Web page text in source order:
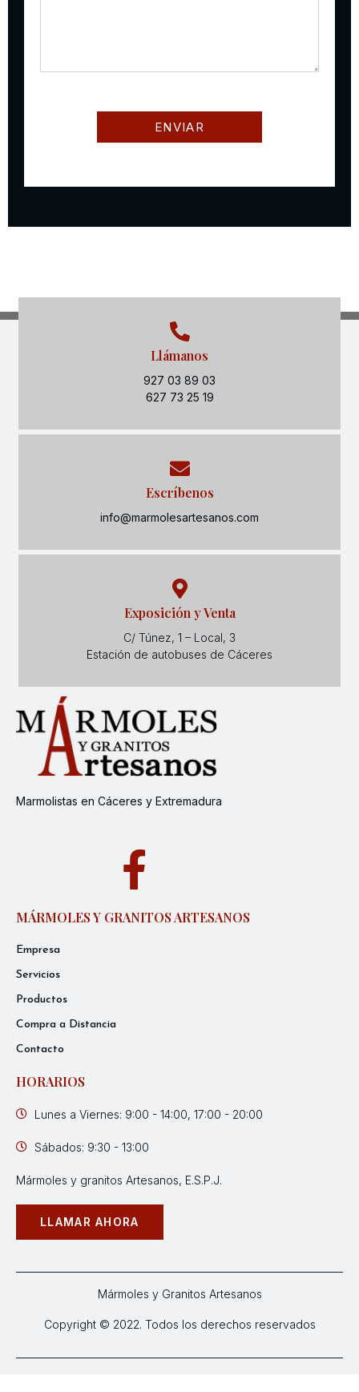
Llámanos
927 03 89 03
627 73 25 19
Escríbenos
info@marmolesartesanos.com
Exposición y Venta
C/ Túnez, 1 – Local, 3
Estación de autobuses de Cáceres
Marmolistas en Cáceres y Extremadura
MÁRMOLES Y GRANITOS ARTESANOS
Empresa
Servicios
Productos
Compra a Distancia
Contacto
HORARIOS
Lunes a Viernes: 9:00 - 14:00, 17:00 - 20:00
Sábados: 9:30 - 13:00
Mármoles y granitos Artesanos, E.S.P.J.
LLAMAR AHORA
Mármoles y Granitos Artesanos
Copyright © 2022. Todos los derechos reservados